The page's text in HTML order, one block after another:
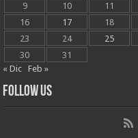
9
10 11
16
17 18
23
24 25
30
31
« Dic
Feb »
Follow Us